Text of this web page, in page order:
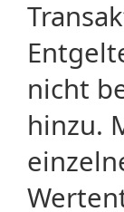
nicht
hinzu.